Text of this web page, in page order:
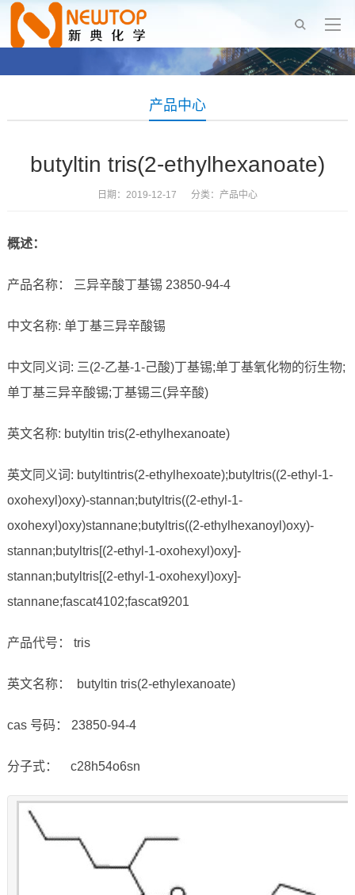
产品中心
butyltin tris(2-ethylhexanoate)
日期：2019-12-17 分类： 产品中心
概述：
产品名称： 三异辛酸丁基锡 23850-94-4
中文名称: 单丁基三异辛酸锡
中文同义词: 三(2-乙基-1-己酸)丁基锡;单丁基氧化物的衍生物;
单丁基三异辛酸锡;丁基锡三(异辛酸)
英文名称: butyltin tris(2-ethylhexanoate)
英文同义词: butyltintris(2-ethylhexoate);butyltris((2-ethyl-1-
oxohexyl)oxy)-stannan;butyltris((2-ethyl-1-
oxohexyl)oxy)stannane;butyltris((2-ethylhexanoyl)oxy)-
stannan;butyltris[(2-ethyl-1-oxohexyl)oxy]-
stannan;butyltris[(2-ethyl-1-oxohexyl)oxy]-
stannane;fascat4102;fascat9201
产品代号： tris
英文名称： butyltin tris(2-ethylexanoate)
cas 号码： 23850-94-4
分子式： c28h54o6sn